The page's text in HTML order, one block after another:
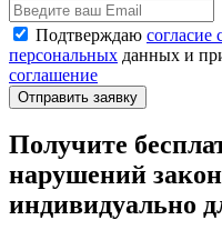
Подтверждаю согласие
персональных данных и
соглашение
Отправить заявку
Получите
нарушений
индивидуально